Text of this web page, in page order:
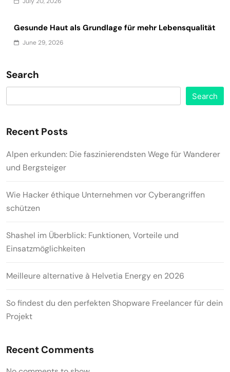
Gesunde Haut als Grundlage für mehr Lebensqualität
June 29, 2026
Search
Search
Recent Posts
Alpen erkunden: Die faszinierendsten Wege für Wanderer
und Bergsteiger
Wie Hacker éthique Unternehmen vor Cyberangriffen
schützen
Shashel im Überblick: Funktionen, Vorteile und
Einsatzmöglichkeiten
Meilleure alternative à Helvetia Energy en 2026
So findest du den perfekten Shopware Freelancer für dein
Projekt
Recent Comments